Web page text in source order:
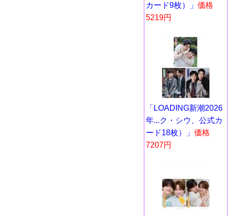
カード9枚）」 価格
5219円
「LOADING新潮2026
年...ク・シウ、公式カ
ード18枚）」 価格
7207円